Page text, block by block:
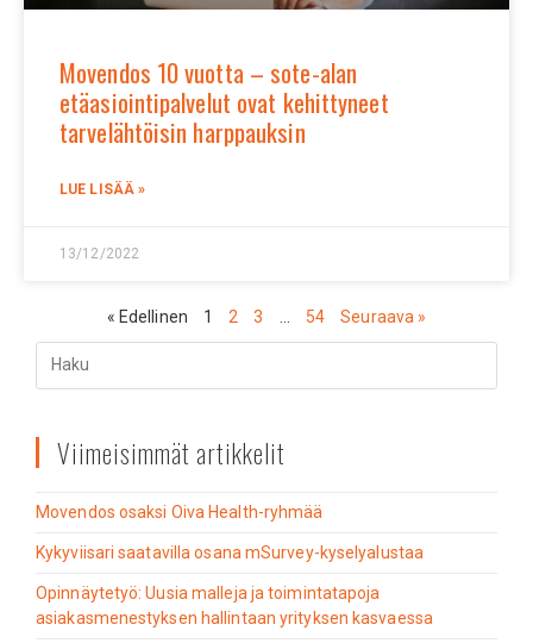
Movendos 10 vuotta – sote-alan
etäasiointipalvelut ovat kehittyneet
tarvelähtöisin harppauksin
LUE LISÄÄ »
13/12/2022
« Edellinen 1 2 3 54 Seuraava »
Viimeisimmät artikkelit
Movendos osaksi Oiva Health-ryhmää
Kykyviisari saatavilla osana mSurvey-kyselyalustaa
Opinnäytetyö: Uusia malleja ja toimintatapoja
asiakasmenestyksen hallintaan yrityksen kasvaessa